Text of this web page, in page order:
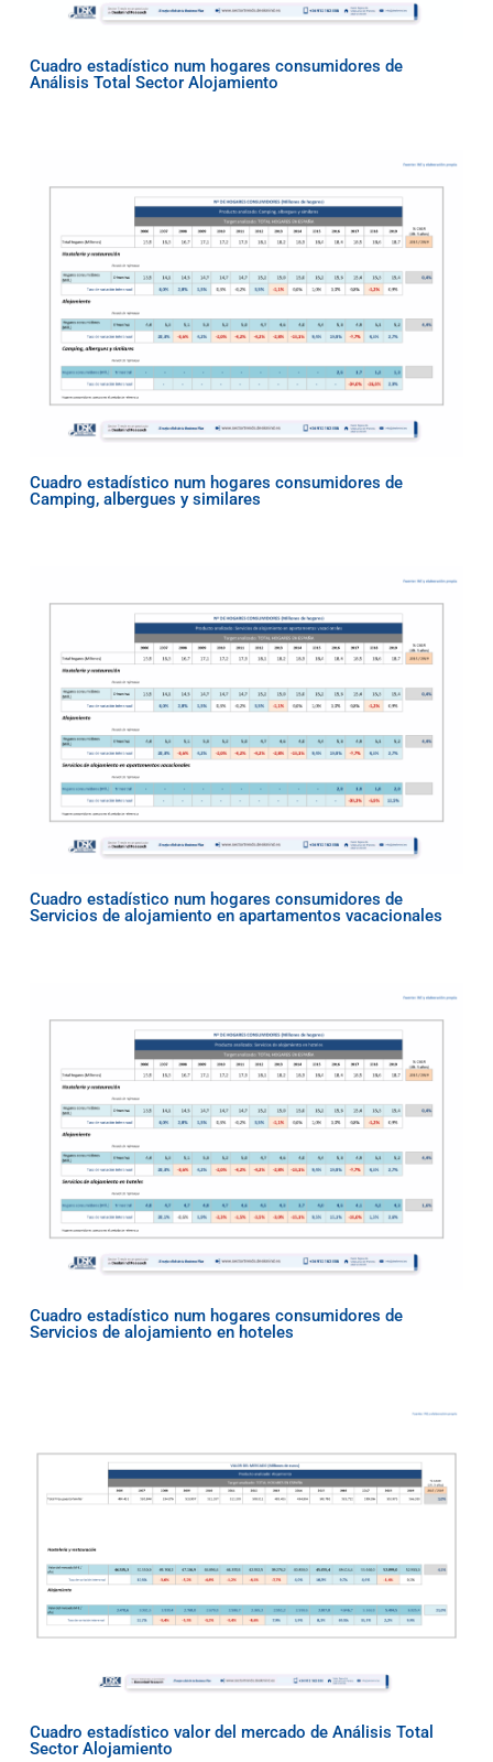
Cuadro estadístico num hogares consumidores de
Análisis Total Sector Alojamiento
Cuadro estadístico num hogares consumidores de
Camping, albergues y similares
Cuadro estadístico num hogares consumidores de
Servicios de alojamiento en apartamentos vacacionales
Cuadro estadístico num hogares consumidores de
Servicios de alojamiento en hoteles
Cuadro estadístico valor del mercado de Análisis Total
Sector Alojamiento